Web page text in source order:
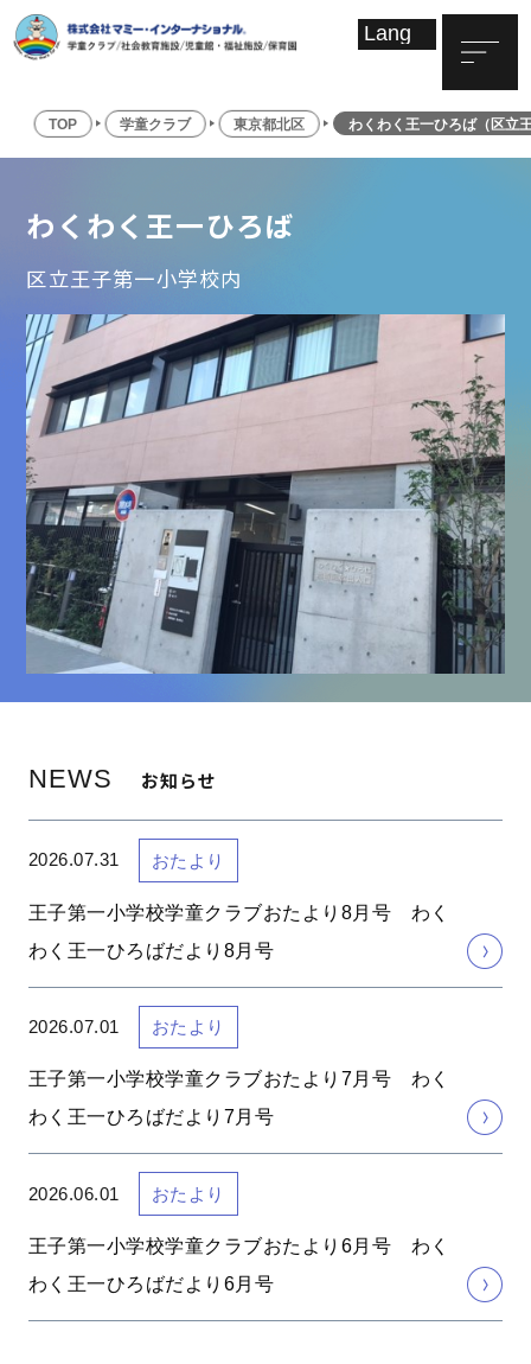
TOP 学童クラブ 東京都北区 わくわく王一ひろば（区立
わくわく王一ひろば
区立王子第一小学校内
NEWS お知らせ
2026.07.31 おたより
王子第一小学校学童クラブおたより8月号 わく
わく王一ひろばだより8月号
2026.07.01 おたより
王子第一小学校学童クラブおたより7月号 わく
わく王一ひろばだより7月号
2026.06.01 おたより
王子第一小学校学童クラブおたより6月号 わく
わく王一ひろばだより6月号